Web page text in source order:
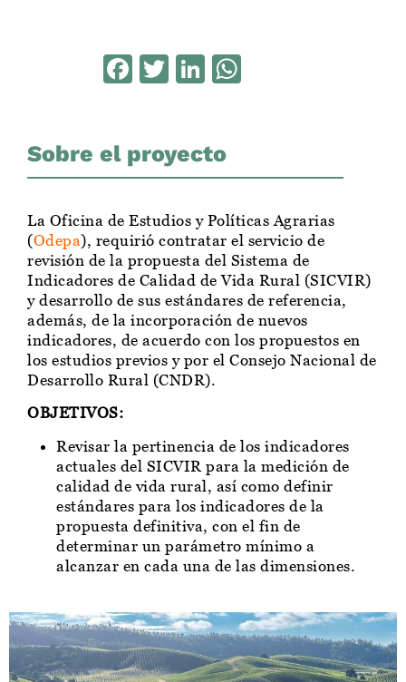
Facebook
TwitterLinkedIn
Sobre el proyecto
La Oficina de Estudios y Políticas Agrarias
(Odepa), requirió contratar el servicio de
revisión de la propuesta del Sistema de
Indicadores de Calidad de Vida Rural (SICVIR)
y desarrollo de sus estándares de referencia,
además, de la incorporación de nuevos
indicadores, de acuerdo con los propuestos en
los estudios previos y por el Consejo Nacional de
Desarrollo Rural (CNDR).
OBJETIVOS:
Revisar la pertinencia de los indicadores
actuales del SICVIR para la medición de
calidad de vida rural, así como definir
estándares para los indicadores de la
propuesta definitiva, con el fin de
determinar un parámetro mínimo a
alcanzar en cada una de las dimensiones.